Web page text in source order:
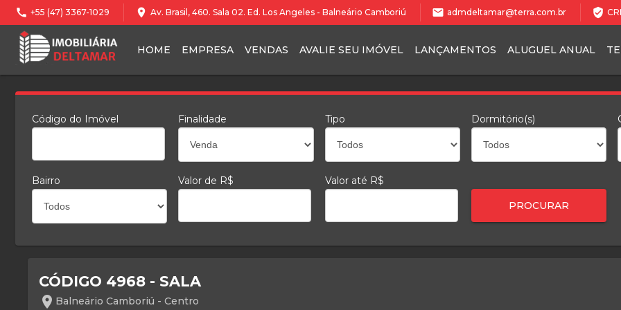
call +55 (47) 3367-1029 location_on Av. Brasil, 460. Sala 02. Ed. Los Angeles - Balneário Camboriú mail admdeltamar@terra.com.br verified_user
HOME EMPRESA VENDAS AVALIE SEU IMÓVEL LANÇAMENTOS ALUGUEL ANUAL
Código do Imóvel Finalidade Tipo Dormitório(s)
Bairro Valor de R$ Valor até R$
CÓDIGO 4968 - SALA
location_on Balneário Camboriú - Centro